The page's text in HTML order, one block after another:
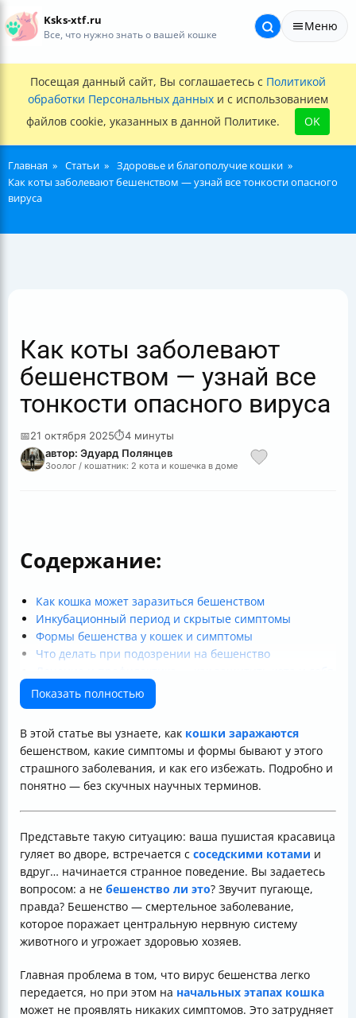
Ksks-xtf.ru
Все, что нужно знать о вашей кошке
Меню
Посещая данный сайт, Вы соглашаетесь с Политикой
обработки Персональных данных и с использованием
файлов cookie, указанных в данной Политике.
OK
Главная Статьи
Здоровье и благополучие кошки
Как коты заболевают бешенством — узнай все тонкости опасного
вируса
Как коты заболевают
бешенством — узнай все
тонкости опасного вируса
📅21 октября 2025⏱4 минуты
автор: Эдуард Полянцев
Зоолог / кошатник: 2 кота и кошечка в доме
Содержание:
Как кошка может заразиться бешенством
Инкубационный период и скрытые симптомы
Формы бешенства у кошек и симптомы
Что делать при подозрении на бешенство
Короткий итог
Полезные ссылки
Показать полностью
В этой статье вы узнаете, как кошки заражаются
бешенством, какие симптомы и формы бывают у этого
страшного заболевания, и как его избежать. Подробно и
понятно — без скучных научных терминов.
Представьте такую ситуацию: ваша пушистая красавица
гуляет во дворе, встречается с соседскими котами и
вдруг… начинается странное поведение. Вы задаетесь
вопросом: а не бешенство ли это? Звучит пугающе,
правда? Бешенство — смертельное заболевание,
которое поражает центральную нервную систему
животного и угрожает здоровью хозяев.
Главная проблема в том, что вирус бешенства легко
передается, но при этом на начальных этапах кошка
может не проявлять никаких симптомов. Это затрудняет